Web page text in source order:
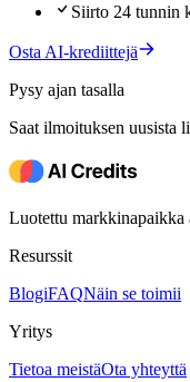
Siirto 24 tunnin
Osta AI-krediittejä
Pysy ajan tasalla
Saat ilmoituksen uusista
Luotettu
Resurssit
BlogiFAQNäin se toimii
Yritys
Tietoa meistäOta yhteyttä